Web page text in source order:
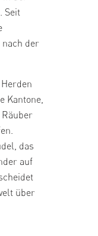
Seit
der
Kantone,
das
auf
über